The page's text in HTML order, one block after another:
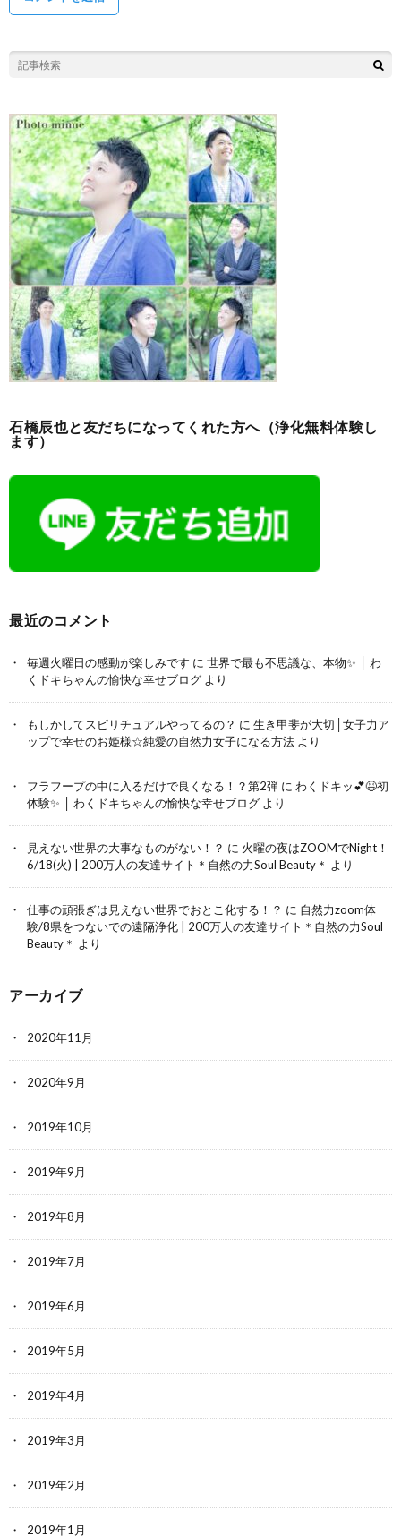
石橋辰也と友だちになってくれた方へ（浄化無料体験し
ます）
最近のコメント
毎週火曜日の感動が楽しみです に 世界で最も不思議な、本物✨ │ わ
くドキちゃんの愉快な幸せブログ より
もしかしてスピリチュアルやってるの？ に 生き甲斐が大切│女子力ア
ップで幸せのお姫様☆純愛の自然力女子になる方法 より
フラフープの中に入るだけで良くなる！？第2弾 に わくドキッ💕😆初
体験✨ │ わくドキちゃんの愉快な幸せブログ より
見えない世界の大事なものがない！？ に 火曜の夜はZOOMでNight！
6/18(火) | 200万人の友達サイト＊自然の力Soul Beauty＊ より
仕事の頑張ぎは見えない世界でおとこ化する！？ に 自然力zoom体
験/8県をつないでの遠隔浄化 | 200万人の友達サイト＊自然の力Soul
Beauty＊ より
アーカイブ
2020年11月
2020年9月
2019年10月
2019年9月
2019年8月
2019年7月
2019年6月
2019年5月
2019年4月
2019年3月
2019年2月
2019年1月